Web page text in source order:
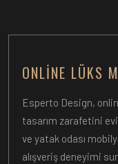
ONLINE LÜKS
Esperto Design,
tasarım zarafetini
ve yatak odası
alışveriş deneyimi